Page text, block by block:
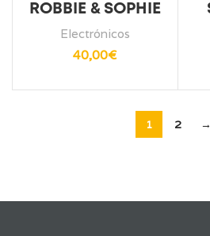
ROBBIE & SOPHIE
Electrónicos
40,00€
1 2 →